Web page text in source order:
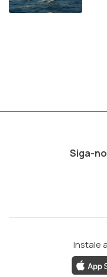
Siga-
Instale